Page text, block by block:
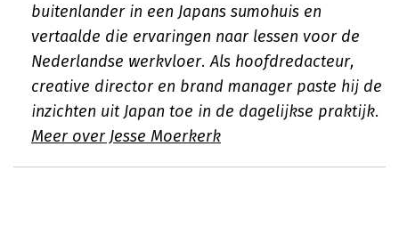
buitenlander in een Japans sumohuis en
vertaalde die ervaringen naar lessen voor de
Nederlandse werkvloer. Als hoofdredacteur,
creative director en brand manager paste hij de
inzichten uit Japan toe in de dagelijkse praktijk.
Meer over Jesse Moerkerk